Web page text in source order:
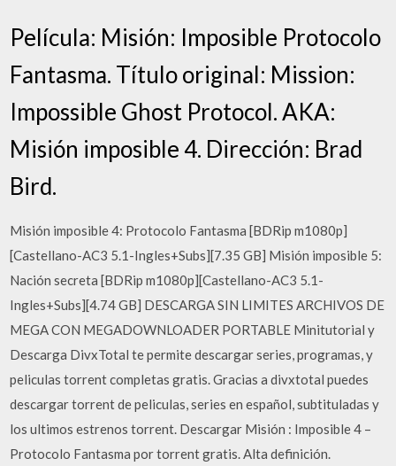
Película: Misión: Imposible Protocolo
Fantasma. Título original: Mission:
Impossible Ghost Protocol. AKA:
Misión imposible 4. Dirección: Brad
Bird.
Misión imposible 4: Protocolo Fantasma [BDRip m1080p]
[Castellano-AC3 5.1-Ingles+Subs][7.35 GB] Misión imposible 5:
Nación secreta [BDRip m1080p][Castellano-AC3 5.1-
Ingles+Subs][4.74 GB] DESCARGA SIN LIMITES ARCHIVOS DE
MEGA CON MEGADOWNLOADER PORTABLE Minitutorial y
Descarga DivxTotal te permite descargar series, programas, y
peliculas torrent completas gratis. Gracias a divxtotal puedes
descargar torrent de peliculas, series en español, subtituladas y
los ultimos estrenos torrent. Descargar Misión : Imposible 4 –
Protocolo Fantasma por torrent gratis. Alta definición.